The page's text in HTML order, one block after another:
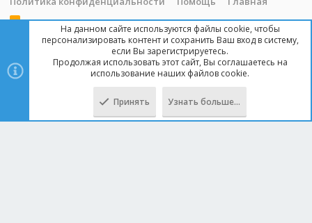
R
Copyright © 2014 - 2025, mipped.com. Все права защищены. При
копировании материала с сайта, обратная ссылка обязательна!
На данном сайте используются файлы cookie, чтобы
персонализировать контент и сохранить Ваш вход в систему,
если Вы зарегистрируетесь.
Продолжая использовать этот сайт, Вы соглашаетесь на
использование наших файлов cookie.
Принять Узнать больше…